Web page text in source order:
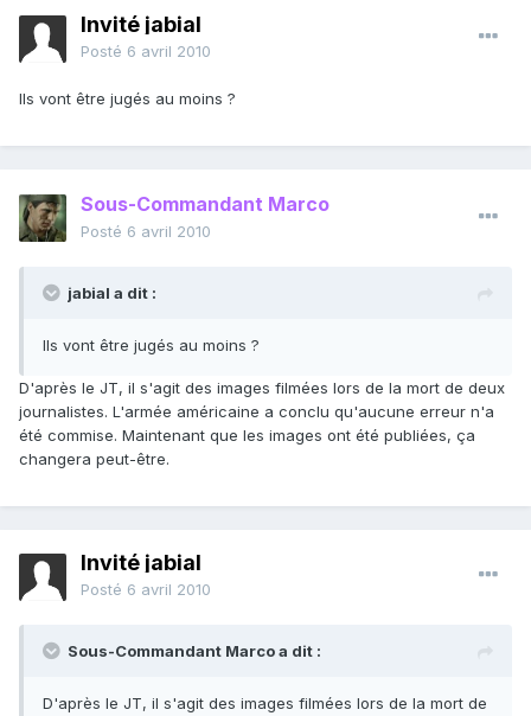
Invité jabial
Posté 6 avril 2010
Ils vont être jugés au moins ?
Sous-Commandant Marco
Posté 6 avril 2010
jabial a dit :
Ils vont être jugés au moins ?
D'après le JT, il s'agit des images filmées lors de la mort de deux
journalistes. L'armée américaine a conclu qu'aucune erreur n'a
été commise. Maintenant que les images ont été publiées, ça
changera peut-être.
Invité jabial
Posté 6 avril 2010
Sous-Commandant Marco a dit :
D'après le JT, il s'agit des images filmées lors de la mort de